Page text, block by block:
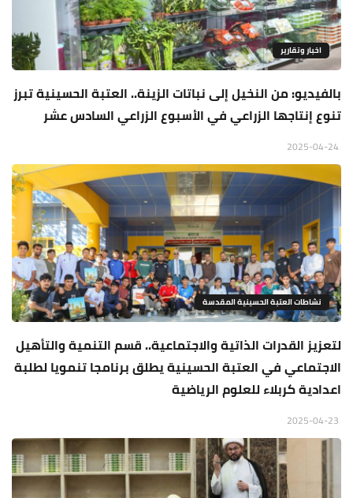
اخبار وتقارير
بالفيديو: من النخيل إلى نباتات الزينة.. العتبة الحسينية تبرز
تنوع إنتاجها الزراعي في الأسبوع الزراعي السادس عشر
نشاطات العتبة الحسينية المقدسة
لتعزيز القدرات الذاتية والاجتماعية.. قسم التنمية والتأهيل
الاجتماعي في العتبة الحسينية يطلق برنامجا تنمويا لطلبة
اعدادية كربلاء للعلوم الرياضية